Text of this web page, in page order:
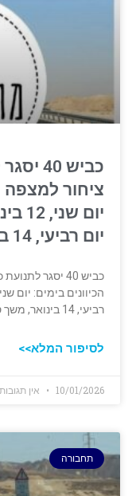
כביש
ציחור למצפה
יום רביעי, 14 בינואר.
כביש 40 יסגר
רביעי, 14 בינואר, משך סגירה רצופה – עד ארבע שעות.
לסיפור המלא>>
10/01/2026 אין תגובות
תחבורה